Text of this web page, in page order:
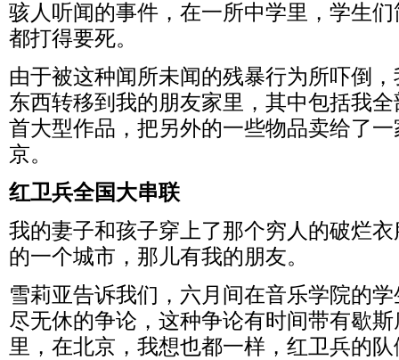
骇人听闻的事件，在一所中学里，学生
都打得要死。
由于被这种闻所未闻的残暴行为所吓倒
东西转移到我的朋友家里，其中包括我
首大型作品，把另外的一些物品卖给了
京。
红卫兵全国大串联
我的妻子和孩子穿上了那个穷人的破烂
的一个城市，那儿有我的朋友。
雪莉亚告诉我们，六月间在音乐学院的
尽无休的争论，这种争论有时间带有歇
里，在北京，我想也都一样，红卫兵的